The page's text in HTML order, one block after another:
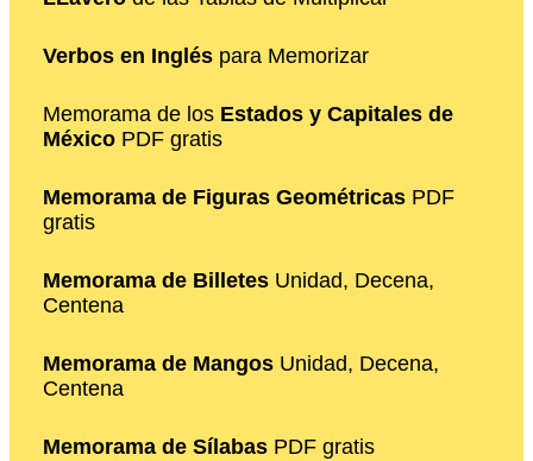
Verbos en Inglés para Memorizar
Memorama de los Estados y Capitales de
México PDF gratis
Memorama de Figuras Geométricas PDF
gratis
Memorama de Billetes Unidad, Decena,
Centena
Memorama de Mangos Unidad, Decena,
Centena
Memorama de Sílabas PDF gratis